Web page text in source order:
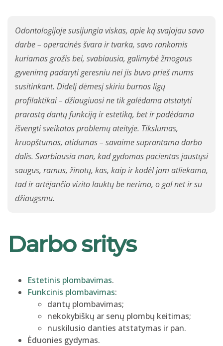
Odontologijoje susijungia viskas, apie ką svajojau savo
darbe – operacinės švara ir tvarka, savo rankomis
kuriamas grožis bei, svabiausia, galimybė žmogaus
gyvenimą padaryti geresniu nei jis buvo prieš mums
susitinkant. Didelį dėmesį skiriu burnos ligų
profilaktikai – džiaugiuosi ne tik galėdama atstatyti
prarastą dantų funkciją ir estetiką, bet ir padėdama
išvengti sveikatos problemų ateityje. Tikslumas,
kruopštumas, atidumas – savaime suprantama darbo
dalis. Svarbiausia man, kad gydomas pacientas jaustųsi
saugus, ramus, žinotų, kas, kaip ir kodėl jam atliekama,
tad ir artėjančio vizito lauktų be nerimo, o gal net ir su
džiaugsmu.
Darbo sritys
Estetinis plombavimas.
Funkcinis plombavimas:
dantų plombavimas;
nekokybiškų ar senų plombų keitimas;
nuskilusio danties atstatymas ir pan.
Ėduonies gydymas.